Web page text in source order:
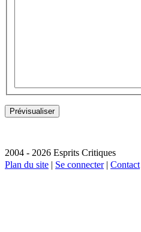
2004 - 2026 Esprits Critiques
Plan du site | Se connecter| Contact